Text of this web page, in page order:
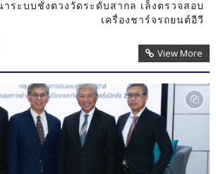
ระบบชั่งตวงวัดระดับสากล เล็งตรวจสอบ
เครื่องชาร์จรถยนต์อีวี
View More